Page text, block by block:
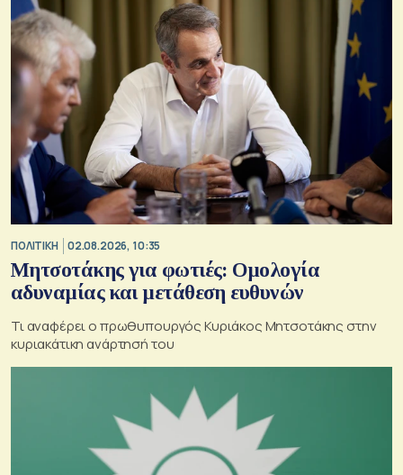
ΠΟΛΙΤΙΚΗ 02.08.2026, 10:35
Μητσοτάκης για φωτιές: Ομολογία
αδυναμίας και μετάθεση ευθυνών
Τι αναφέρει ο πρωθυπουργός Κυριάκος Μητσοτάκης στην
κυριακάτικη ανάρτησή του